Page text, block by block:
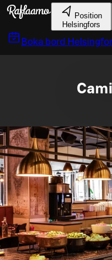
Gå till huvudinnehållet
Position
Helsingfors
Boka bord